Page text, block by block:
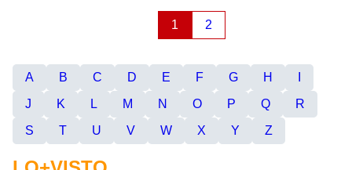
1 2
A B C D E F G H
J
K L M N O P Q
R
S
T U V W X Y Z